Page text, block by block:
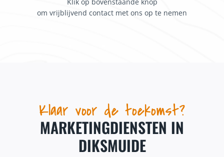
om vrijblijvend contact met ons op te nemen
Klaar voor de toekomst?
MARKETINGDIENSTEN IN
DIKSMUIDE